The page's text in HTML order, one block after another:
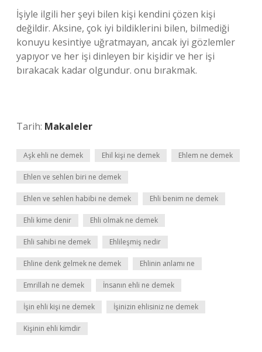
İşiyle ilgili her şeyi bilen kişi kendini çözen kişi
değildir. Aksine, çok iyi bildiklerini bilen, bilmediği
konuyu kesintiye uğratmayan, ancak iyi gözlemler
yapıyor ve her işi dinleyen bir kişidir ve her işi
bırakacak kadar olgundur. onu bırakmak.
Tarih: Makaleler
Aşk ehli ne demek Ehil kişi ne demek Ehlem ne demek
Ehlen ve sehlen biri ne demek
Ehlen ve sehlen habibi ne demek Ehli benim ne demek
Ehli kime denir Ehli olmak ne demek
Ehli sahibi ne demek Ehlileşmiş nedir
Ehline denk gelmek ne demek Ehlinin anlamı ne
Emrillah ne demek İnsanın ehli ne demek
İşin ehli kişi ne demek İşinizin ehlisiniz ne demek
Kişinin ehli kimdir